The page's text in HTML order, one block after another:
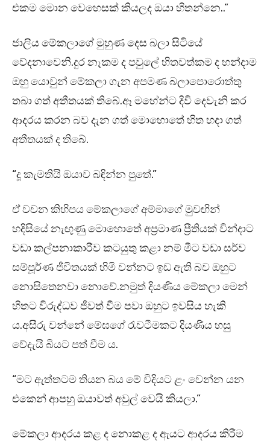
එකම මොන වෙහෙසක් කියලද ඔයා හිතන්නෙ..”
ජාලිය මේකලාගේ මුහුණ දෙස බලා සිටියේ
වේදනාවෙනි.දුර නෑකම ද පවුලේ හිතවත්කම ද හන්දාම
ඔහු යොවුන් මේකලා ගැන අපමණ බලාපොරොත්තු
තබා ගත් අතීතයක් තිබේ.ඈ මහේන්ට දිවි දෙවැනි කර
ආදරය කරන බව දැන ගත් මොහොතේ හිත හදා ගත්
අතීතයක් ද තිබේ.
“දූ කැමතියි ඔයාව බඳින්න පුතේ.”
ඒ වචන කිහිපය මේකලාගේ අම්මාගේ මුවඟින්
හදිසියේ නැඟුණු මොහොතේ අප්‍රමාණ ප්‍රීතියක් වින්දාට
වඩා කල්පනාකාරීව කටයුතු කළා නම් මීට වඩා සර්ව
සම්පූර්ණ ජීවිතයක් හිමි වන්නට ඉඩ ඇති බව ඔහුට
නොසිතෙනවා නොවේ.නමුත් දියණිය මේකලා මෙන්
හිතට විරුද්ධව ජීවත් වීම පවා ඔහුට ඉවසිය හැකි
ය.අසීරු වන්නේ මේඝගේ රැවටීමකට දියණිය හසු
වේදැයි බියට පත් වීම ය.
“මට ඇත්තටම තියන බය මේ විදියට ළං වෙන්න යන
එකෙන් ආපහු ඔයාවත් අවුල් වෙයි කියලා.”
මේකලා ආදරය කළ ද නොකළ ද ඇයට ආදරය කිරීම